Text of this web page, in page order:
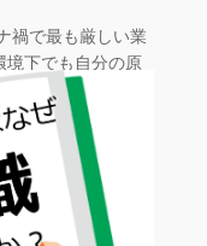
禍で最も厳しい業
境下でも自分の原